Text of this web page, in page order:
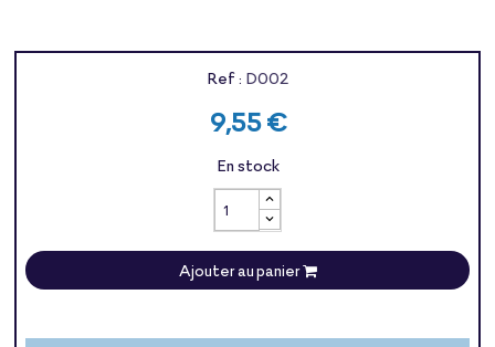
Ref : D002
9,55 €
En stock
Ajouter au panier